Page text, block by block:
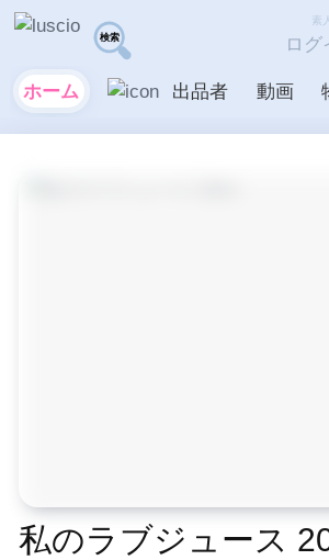
ホーム 出品者 動画
素
ログ
私のラブジュース